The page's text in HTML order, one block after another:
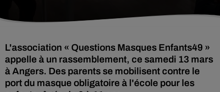
L'association « Questions Masques Enfants49 »
appelle à un rassemblement, ce samedi 13 mars
à Angers. Des parents se mobilisent contre le
port du masque obligatoire à l'école pour les